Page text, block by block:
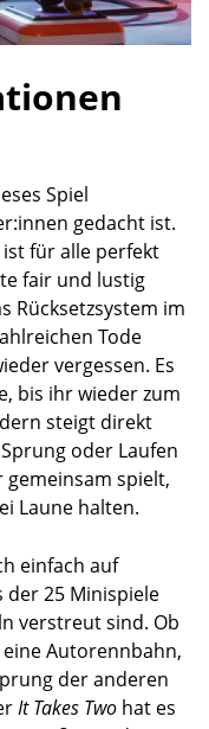
Spiel
gedacht ist.
ist für alle perfekt
fair und lustig
Rücksetzsystem im
Tode
vergessen. Es
bis ihr wieder zum
steigt direkt
oder Laufen
spielt,
Laune halten.
einfach auf
25 Minispiele
verstreut sind. Ob
Autorennbahn,
der anderen
It Takes Two hat es